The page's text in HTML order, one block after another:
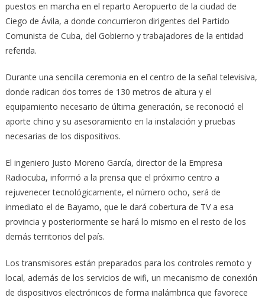
puestos en marcha en el reparto Aeropuerto de la ciudad de
Ciego de Ávila, a donde concurrieron dirigentes del Partido
Comunista de Cuba, del Gobierno y trabajadores de la entidad
referida.
Durante una sencilla ceremonia en el centro de la señal televisiva,
donde radican dos torres de 130 metros de altura y el
equipamiento necesario de última generación, se reconoció el
aporte chino y su asesoramiento en la instalación y pruebas
necesarias de los dispositivos.
El ingeniero Justo Moreno García, director de la Empresa
Radiocuba, informó a la prensa que el próximo centro a
rejuvenecer tecnológicamente, el número ocho, será de
inmediato el de Bayamo, que le dará cobertura de TV a esa
provincia y posteriormente se hará lo mismo en el resto de los
demás territorios del país.
Los transmisores están preparados para los controles remoto y
local, además de los servicios de wifi, un mecanismo de conexión
de dispositivos electrónicos de forma inalámbrica que favorece